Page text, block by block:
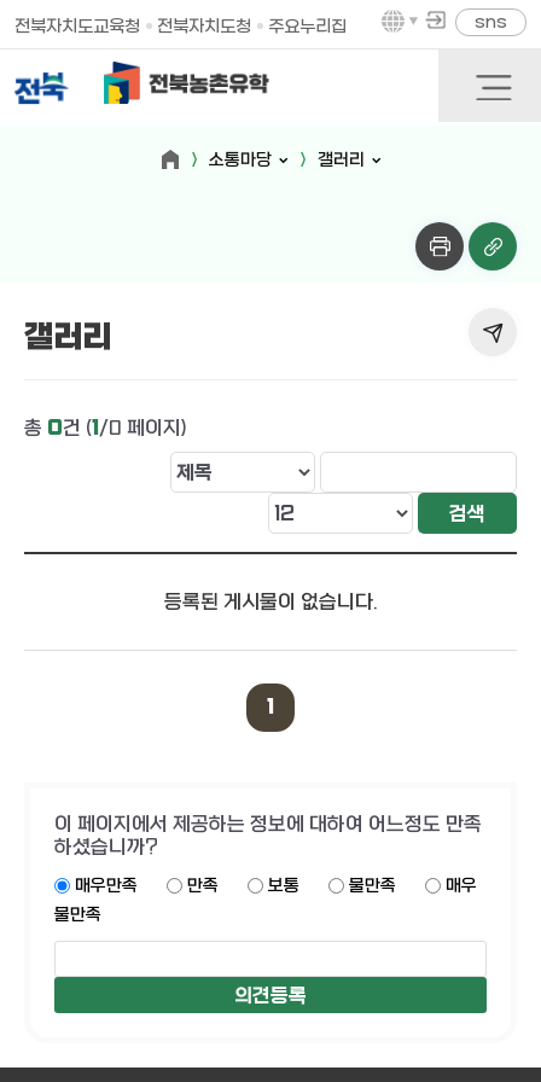
전북자치도교육청 전북자치도청 주요누리집 sns
소통마당 갤러리
갤러리
총 0건 (1 /0 페이지)
등록된 게시물이 없습니다.
1
이 페이지에서 제공하는 정보에 대하여 어느정도 만족
하셨습니까?
매우만족 만족 보통 불만족
매우
불만족